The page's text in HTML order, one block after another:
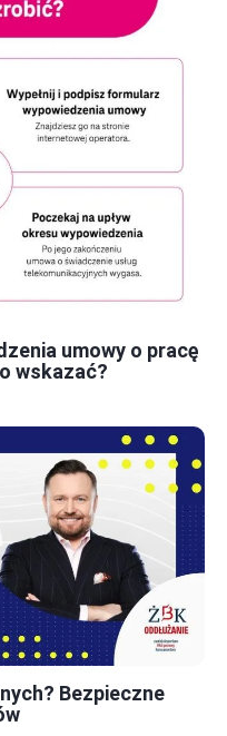
umowy o pracę
wskazać?
Bezpieczne